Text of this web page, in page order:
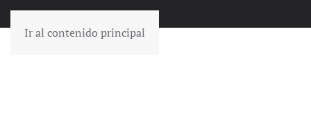
Ir al contenido principal